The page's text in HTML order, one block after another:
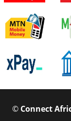
© Connect